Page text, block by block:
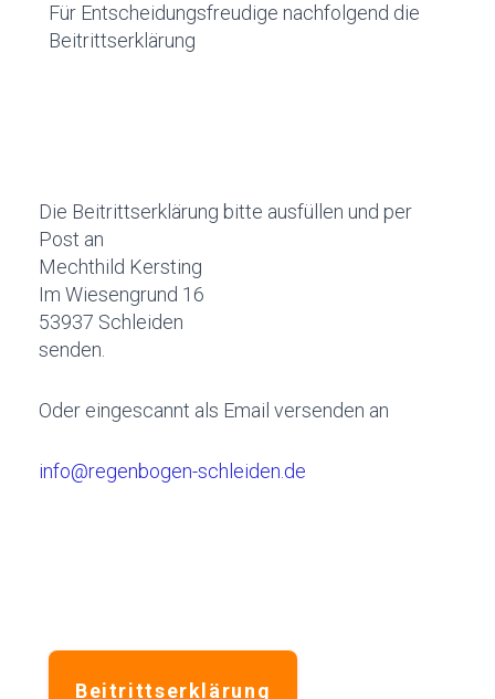
Für Entscheidungsfreudige nachfolgend die
Beitrittserklärung
Die Beitrittserklärung bitte ausfüllen und per
Post an
Mechthild Kersting
Im Wiesengrund 16
53937 Schleiden
senden.
Oder eingescannt als Email versenden an
info@regenbogen-schleiden.de
Beitrittserklärung